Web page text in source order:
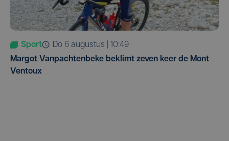
Sport
do 6 augustus | 10:49
Margot Vanpachtenbeke beklimt zeven keer de Mont
Ventoux